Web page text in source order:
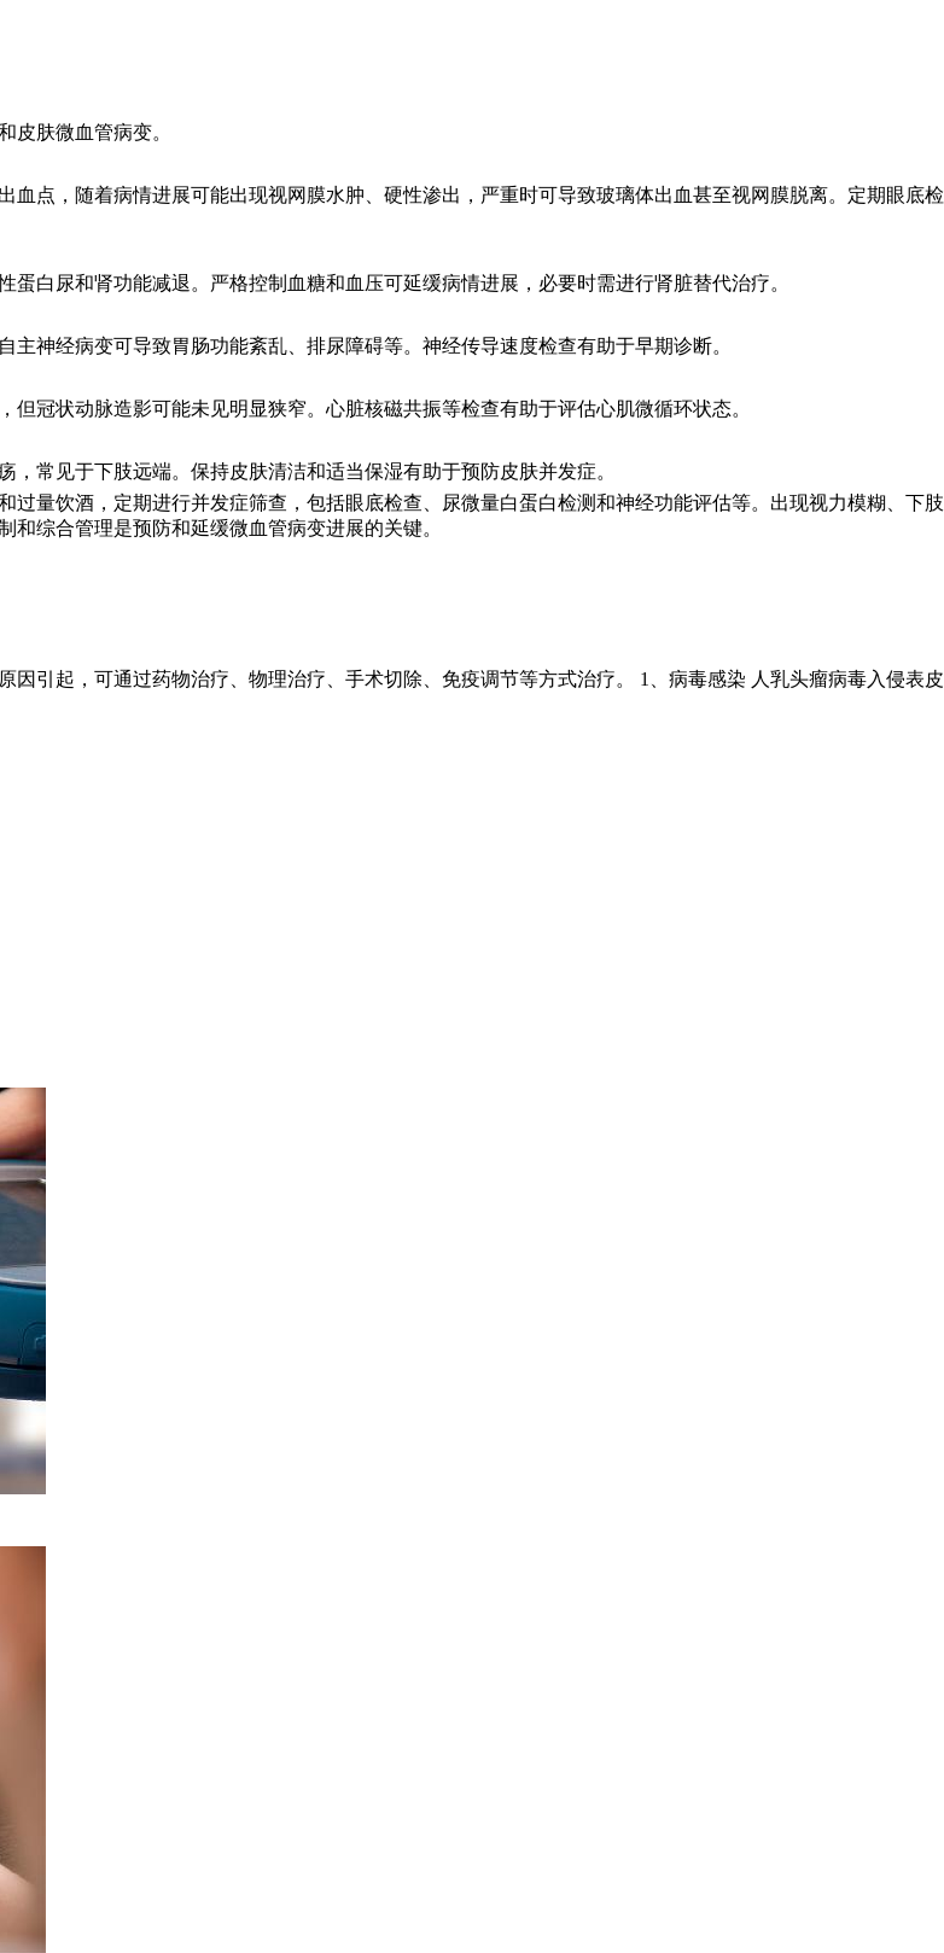
皮肤微血管病变。
点，随着病情进展可能出现视网膜水肿、硬性渗出，严重时可导致玻璃体出血甚至视网膜脱离。定期眼底检
白尿和肾功能减退。严格控制血糖和血压可延缓病情进展，必要时需进行肾脏替代治疗。
神经病变可导致胃肠功能紊乱、排尿障碍等。神经传导速度检查有助于早期诊断。
冠状动脉造影可能未见明显狭窄。心脏核磁共振等检查有助于评估心肌微循环状态。
常见于下肢远端。保持皮肤清洁和适当保湿有助于预防皮肤并发症。
量饮酒，定期进行并发症筛查，包括眼底检查、尿微量白蛋白检测和神经功能评估等。出现视力模糊、下肢
综合管理是预防和延缓微血管病变进展的关键。
引起，可通过药物治疗、物理治疗、手术切除、免疫调节等方式治疗。 1、病毒感染 人乳头瘤病毒入侵表皮